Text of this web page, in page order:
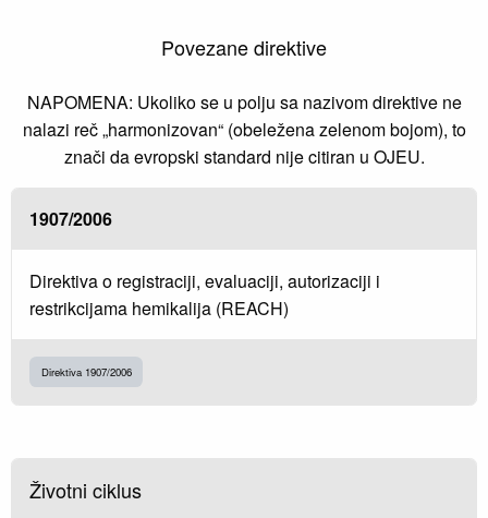
Povezane direktive
NAPOMENA: Ukoliko se u polju sa nazivom direktive ne
nalazi reč „harmonizovan“ (obeležena zelenom bojom), to
znači da evropski standard nije citiran u OJEU.
1907/2006
Direktiva o registraciji, evaluaciji, autorizaciji i
restrikcijama hemikalija (REACH)
Direktiva 1907/2006
Životni ciklus